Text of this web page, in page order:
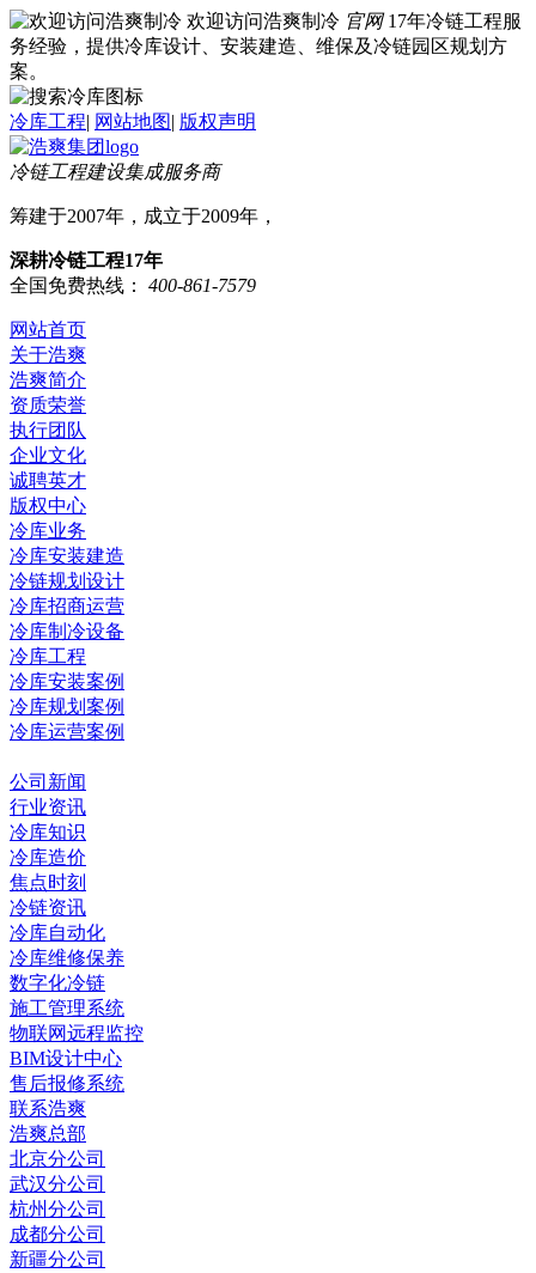
欢迎访问浩爽制冷 官网 17年冷链工程服
务经验，提供冷库设计、安装建造、维保及冷链园区规划方
案。
冷库工程| 网站地图| 版权声明
冷链工程建设集成服务商
筹建于2007年，成立于2009年，
深耕冷链工程17年
全国免费热线：
400-861-7579
网站首页
关于浩爽
浩爽简介
资质荣誉
执行团队
企业文化
诚聘英才
版权中心
冷库业务
冷库安装建造
冷链规划设计
冷库招商运营
冷库制冷设备
冷库工程
冷库安装案例
冷库规划案例
冷库运营案例
公司新闻
行业资讯
冷库知识
冷库造价
焦点时刻
冷链资讯
冷库自动化
冷库维修保养
数字化冷链
施工管理系统
物联网远程监控
BIM设计中心
售后报修系统
联系浩爽
浩爽总部
北京分公司
武汉分公司
杭州分公司
成都分公司
新疆分公司